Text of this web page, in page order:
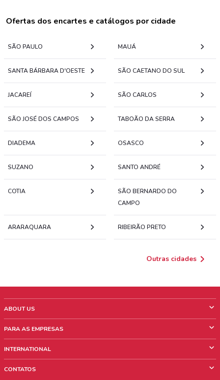
Ofertas dos encartes e catálogos por cidade
SÃO PAULO MAUÁ
SANTA BÁRBARA D'OESTE SÃO CAETANO DO SUL
JACAREÍ SÃO CARLOS
SÃO JOSÉ DOS CAMPOS TABOÃO DA SERRA
DIADEMA OSASCO
SUZANO SANTO ANDRÉ
COTIA
SÃO BERNARDO DO
CAMPO
ARARAQUARA RIBEIRÃO PRETO
Outras cidades
ABOUT US
Quem Somos
Trabalhe conosco
PARA AS EMPRESAS
Informações comerciais
INTERNATIONAL
CONTATOS